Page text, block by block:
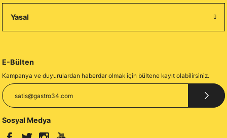
Yasal
E-Bülten
Kampanya ve duyurulardan haberdar olmak için bültene kayıt olabilirsiniz.
Sosyal Medya